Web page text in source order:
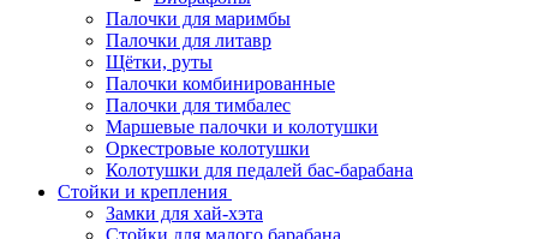
Палочки для маримбы
Палочки для литавр
Щётки, руты
Палочки комбинированные
Палочки для тимбалес
Маршевые палочки и колотушки
Оркестровые колотушки
Колотушки для педалей бас-барабана
Стойки и крепления
Замки для хай-хэта
Стойки для малого барабана